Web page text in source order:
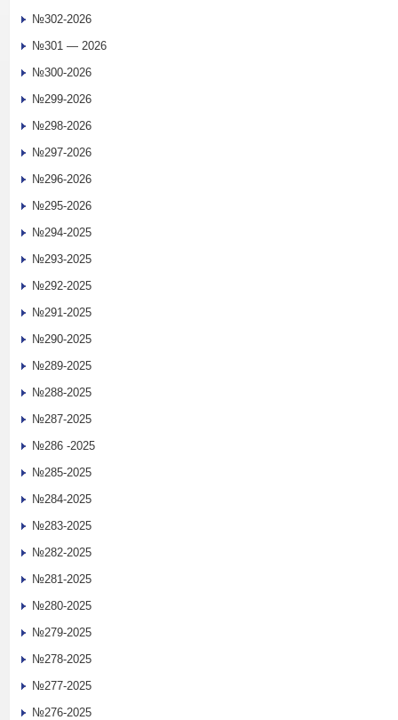
№302-2026
№301 — 2026
№300-2026
№299-2026
№298-2026
№297-2026
№296-2026
№295-2026
№294-2025
№293-2025
№292-2025
№291-2025
№290-2025
№289-2025
№288-2025
№287-2025
№286 -2025
№285-2025
№284-2025
№283-2025
№282-2025
№281-2025
№280-2025
№279-2025
№278-2025
№277-2025
№276-2025